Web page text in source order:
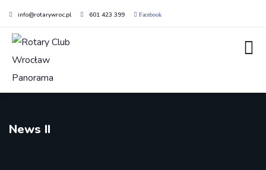
info@rotarywroc.pl 601 423 399 Facebook
News II